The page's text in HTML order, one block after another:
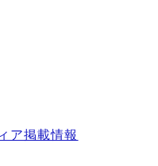
ア掲載情報